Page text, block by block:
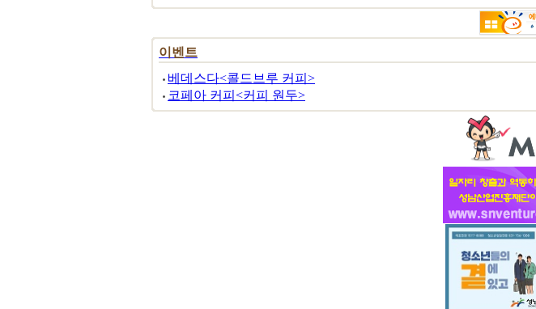
이벤트
베데스다<콜드브루 커피>
코페아 커피<커피 원두>